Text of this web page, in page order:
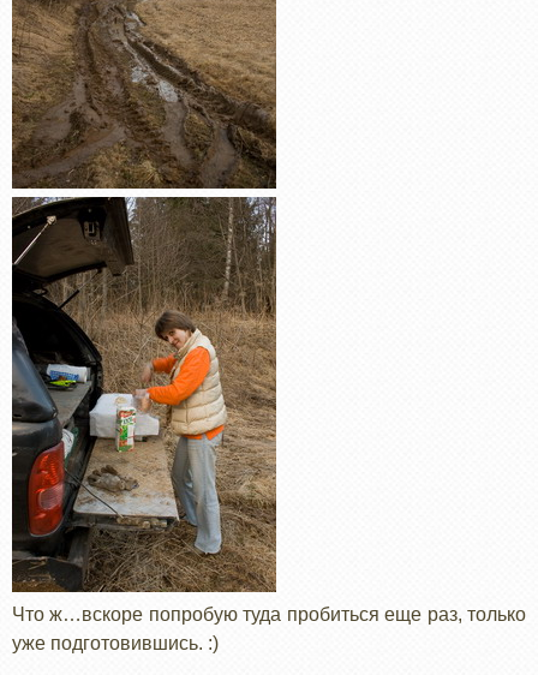
Что ж…вскоре попробую туда пробиться еще раз, только
уже подготовившись. :)